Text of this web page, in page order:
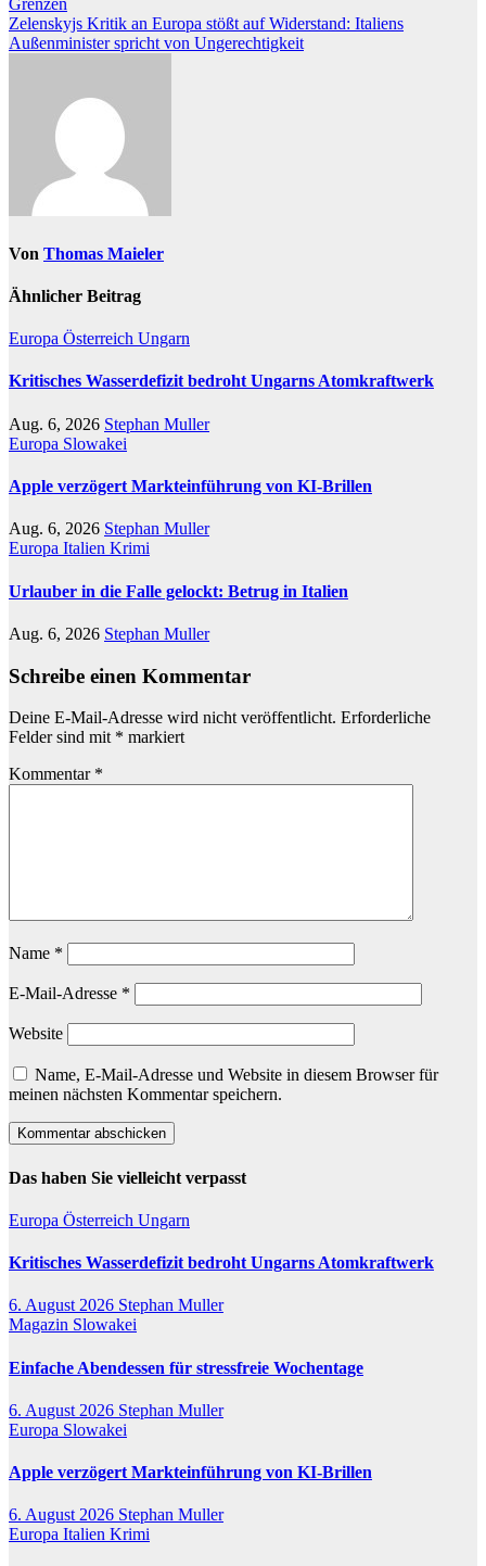
Grenzen
Zelenskyjs Kritik an Europa stößt auf Widerstand: Italiens
Außenminister spricht von Ungerechtigkeit
Von Thomas Maieler
Ähnlicher Beitrag
Europa Österreich Ungarn
Kritisches Wasserdefizit bedroht Ungarns Atomkraftwerk
Aug. 6, 2026 Stephan Muller
Europa Slowakei
Apple verzögert Markteinführung von KI-Brillen
Aug. 6, 2026 Stephan Muller
Europa Italien Krimi
Urlauber in die Falle gelockt: Betrug in Italien
Aug. 6, 2026 Stephan Muller
Schreibe einen Kommentar
Deine E-Mail-Adresse wird nicht veröffentlicht. Erforderliche
Felder sind mit * markiert
Kommentar *
Name *
E-Mail-Adresse *
Website
Name, E-Mail-Adresse und Website in diesem Browser für
meinen nächsten Kommentar speichern.
Das haben Sie vielleicht verpasst
Europa Österreich Ungarn
Kritisches Wasserdefizit bedroht Ungarns Atomkraftwerk
6. August 2026 Stephan Muller
Magazin Slowakei
Einfache Abendessen für stressfreie Wochentage
6. August 2026 Stephan Muller
Europa Slowakei
Apple verzögert Markteinführung von KI-Brillen
6. August 2026 Stephan Muller
Europa Italien Krimi